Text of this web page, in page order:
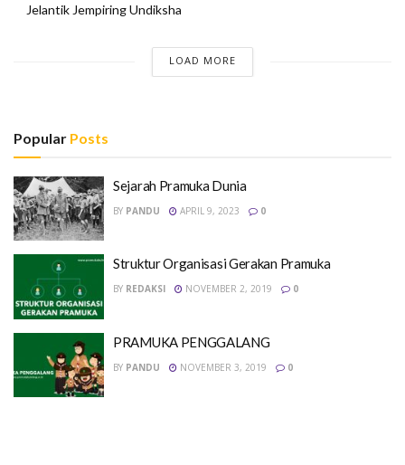
Jelantik Jempiring Undiksha
LOAD MORE
Popular Posts
Sejarah Pramuka Dunia
BY PANDU APRIL 9, 2023 0
Struktur Organisasi Gerakan Pramuka
BY REDAKSI NOVEMBER 2, 2019 0
PRAMUKA PENGGALANG
BY PANDU NOVEMBER 3, 2019 0